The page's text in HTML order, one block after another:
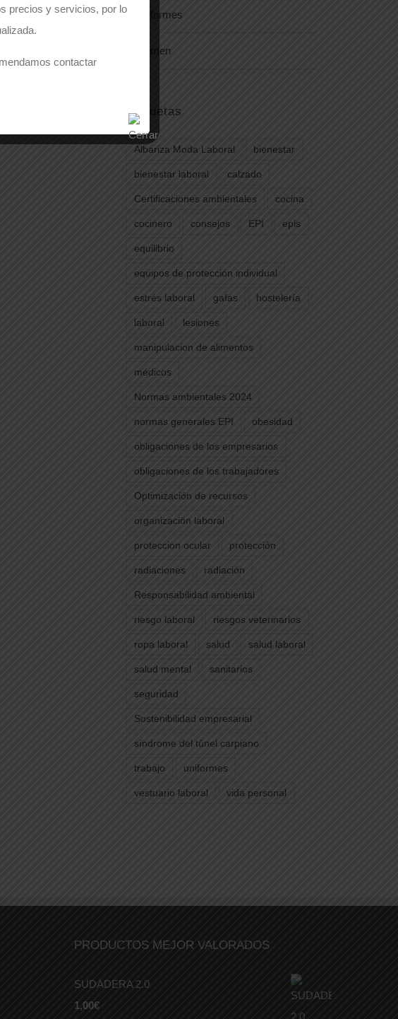
Uniformes
Women
Etiquetas
Albariza Moda Laboral bienestar
bienestar laboral calzado
Certificaciones ambientales cocina
cocinero consejos EPI epis
equilibrio
equipos de protección individual
estrés laboral gafas hostelería
laboral lesiones
manipulacion de alimentos
médicos
Normas ambientales 2024
normas generales EPI obesidad
obligaciones de los empresarios
obligaciones de los trabajadores
Optimización de recursos
organización laboral
proteccion ocular protección
radiaciones radiación
Responsabilidad ambiental
riesgo laboral riesgos veterinarios
ropa laboral salud salud laboral
salud mental sanitarios
seguridad
Sostenibilidad empresarial
síndrome del túnel carpiano
trabajo uniformes
vestuario laboral vida personal
PRODUCTOS MEJOR VALORADOS
SUDADERA 2.0
1,00€
precios y servicios, por lo
contactar